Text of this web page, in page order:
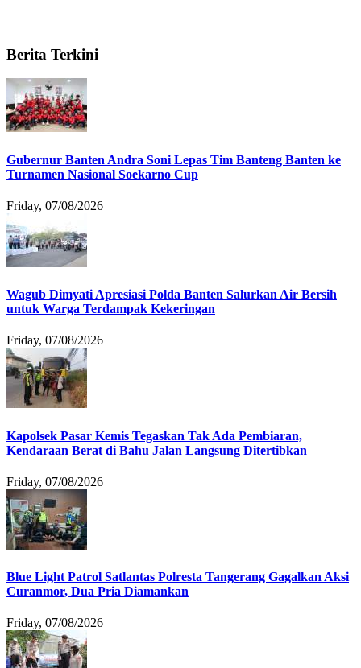
Berita Terkini
Gubernur Banten Andra Soni Lepas Tim Banteng Banten ke
Turnamen Nasional Soekarno Cup
Friday, 07/08/2026
Wagub Dimyati Apresiasi Polda Banten Salurkan Air Bersih
untuk Warga Terdampak Kekeringan
Friday, 07/08/2026
Kapolsek Pasar Kemis Tegaskan Tak Ada Pembiaran,
Kendaraan Berat di Bahu Jalan Langsung Ditertibkan
Friday, 07/08/2026
Blue Light Patrol Satlantas Polresta Tangerang Gagalkan Aksi
Curanmor, Dua Pria Diamankan
Friday, 07/08/2026